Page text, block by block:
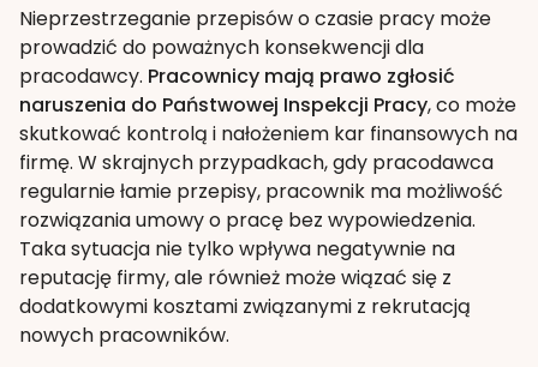
Nieprzestrzeganie przepisów o czasie pracy może
prowadzić do poważnych konsekwencji dla
pracodawcy. Pracownicy mają prawo zgłosić
naruszenia do Państwowej Inspekcji Pracy, co może
skutkować kontrolą i nałożeniem kar finansowych na
firmę. W skrajnych przypadkach, gdy pracodawca
regularnie łamie przepisy, pracownik ma możliwość
rozwiązania umowy o pracę bez wypowiedzenia.
Taka sytuacja nie tylko wpływa negatywnie na
reputację firmy, ale również może wiązać się z
dodatkowymi kosztami związanymi z rekrutacją
nowych pracowników.